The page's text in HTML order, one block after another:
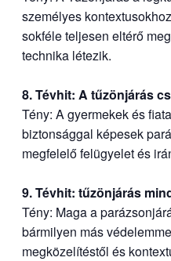
személyes
sokféle teljesen eltérő
technika létezik.
8. Tévhit: A tűzönjárás
Tény: A gyermekek és
biztonsággal képesek
megfelelő felügyelet és
9. Tévhit: tűzönjárás
Tény: Maga a
bármilyen más
megközelítéstől és